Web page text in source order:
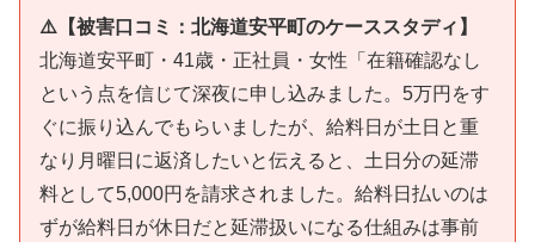
⚠️【被害口コミ：北海道安平町のケーススタディ】
北海道安平町・41歳・正社員・女性「在籍確認なし
という点を信じて深夜に申し込みました。5万円をす
ぐに振り込んでもらいましたが、給料日が土日と重
なり月曜日に返済したいと伝えると、土日分の延滞
料として5,000円を請求されました。給料日払いのは
ずが給料日が休日だと延滞扱いになる仕組みは事前